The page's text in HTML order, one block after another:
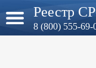
Реестр
8 (800) 555-69-